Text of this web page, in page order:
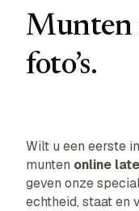
Munten
foto’s.
Wilt u een eerste
munten online
geven onze
echtheid, staat en